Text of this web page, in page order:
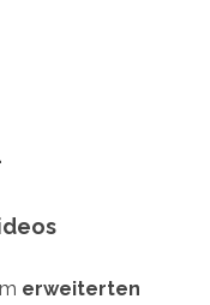
erweiterten